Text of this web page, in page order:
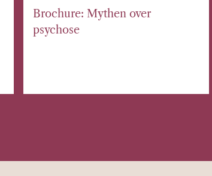
Brochure: Mythen over
psychose